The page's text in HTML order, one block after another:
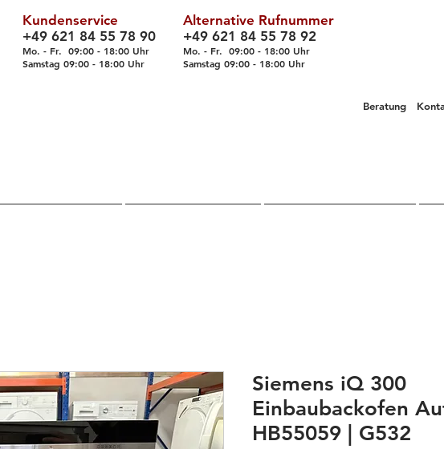
Kundenservice
+49 621 84 55 78 90
Mo. - Fr. 09:00 - 18:00 Uhr
Samstag 09:00 - 18:00 Uhr
Alternative Rufnummer
+49 621 84 55 78 92
Mo. - Fr. 09:00 - 18:00 Uhr
Samstag 09:00 - 18:00 Uhr
Beratung
Siemens iQ 300
Einbaubackofen
HB55059 | G532